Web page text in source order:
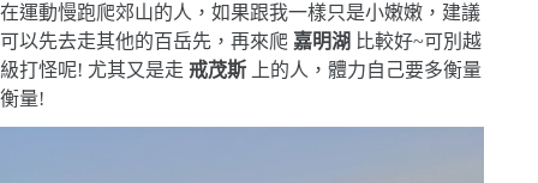
在運動慢跑爬郊山的人，如果跟我一樣只是小嫩嫩，建議
可以先去走其他的百岳先，再來爬 嘉明湖 比較好~可別越
級打怪呢! 尤其又是走 戒茂斯
上的人，體力自己要多衡量
衡量!